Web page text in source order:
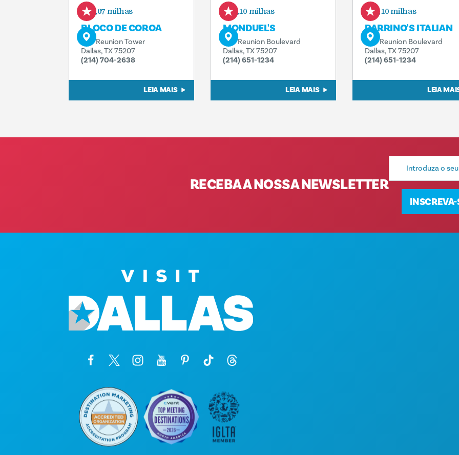
0,07 milhas
BLOCO DE COROA
300 Reunion Tower
Dallas, TX 75207
(214) 704-2638
LEIA MAIS
0,10 milhas
MONDUEL'S
300 Reunion Boulevard
Dallas, TX 75207
(214) 651-1234
LEIA MAIS
0,10 milhas
PARRINO'S ITALIAN
300 Reunion Boulevard
Dallas, TX 75207
(214) 651-1234
LEIA
RECEBA A NOSSA NEWSLETTER
Endereço
mail
INSCREVA-